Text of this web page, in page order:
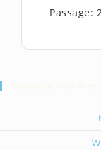
Passage: